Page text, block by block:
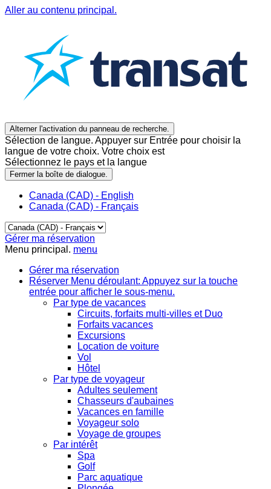
Aller au contenu principal.
Alterner l'activation du panneau de recherche.
Sélection de langue. Appuyer sur Entrée pour choisir la
langue de votre choix. Votre choix est
Sélectionnez le pays et la langue
Fermer la boîte de dialogue.
Canada (CAD) - English
Canada (CAD) - Français
Gérer ma réservation
Menu principal. menu
Gérer ma réservation
Réserver Menu déroulant: Appuyez sur la touche
entrée pour afficher le sous-menu.
Par type de vacances
Circuits, forfaits multi-villes et Duo
Forfaits vacances
Excursions
Location de voiture
Vol
Hôtel
Par type de voyageur
Adultes seulement
Chasseurs d'aubaines
Vacances en famille
Voyageur solo
Voyage de groupes
Par intérêt
Spa
Golf
Parc aquatique